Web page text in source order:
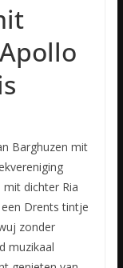
Barghuzen mit
dichter Ria
Drents tintje
zonder
muzikaal